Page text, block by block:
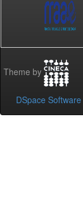
Theme by
DSpace Software